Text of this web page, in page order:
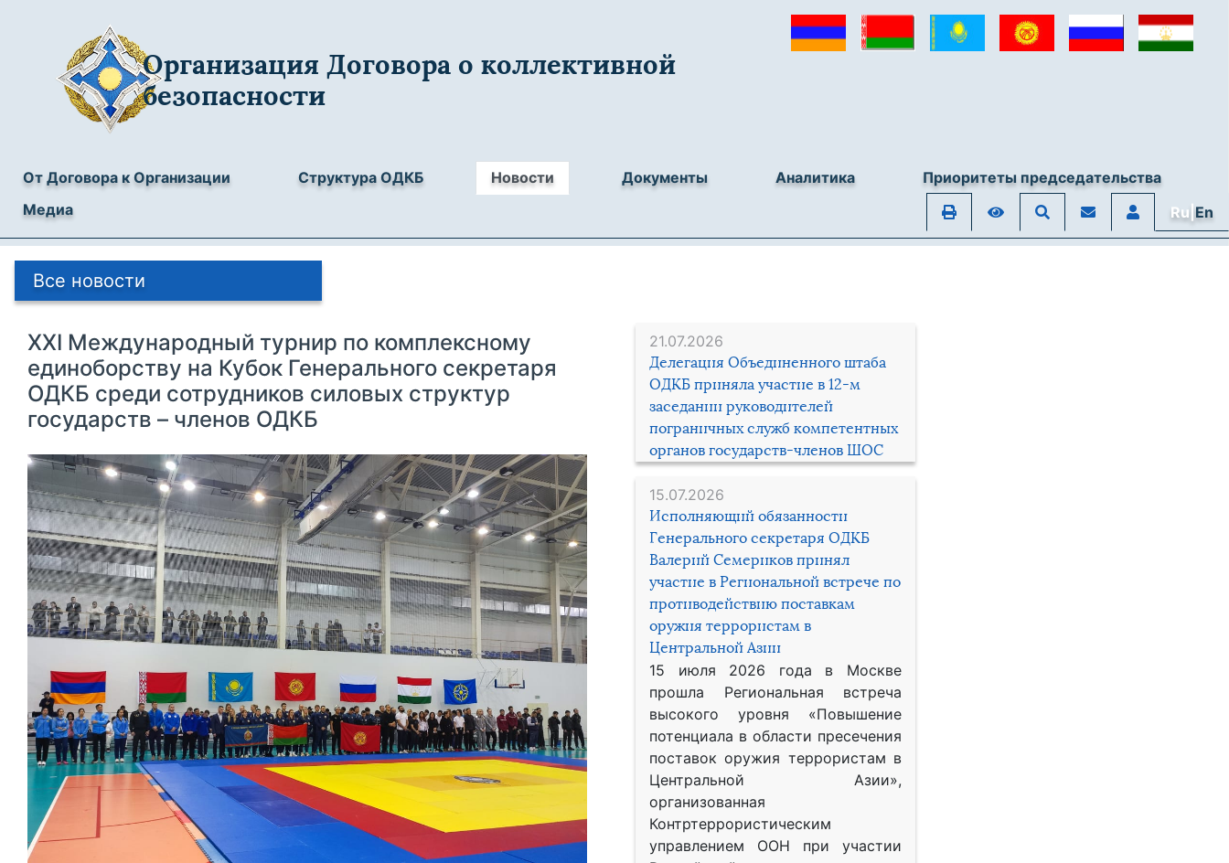
Организация Договора о коллективной
безопасности
От Договора к Организации Структура ОДКБ Новости Документы Аналитика
Приоритеты председательства
Медиа
Ru|En
Все новости
21.07.2026
Делегация Объединенного штаба
ОДКБ приняла участие в 12-м
заседании руководителей
пограничных служб компетентных
органов государств-членов ШОС
15.07.2026
Исполняющий обязанности
Генерального секретаря ОДКБ
Валерий Семериков принял
участие в Региональной встрече по
противодействию поставкам
оружия террористам в
Центральной Азии
15 июля 2026 года в Москве
прошла Региональная встреча
высокого уровня «Повышение
потенциала в области пресечения
поставок оружия террористам в
Центральной Азии»,
организованная
Контртеррористическим
управлением ООН при участии
XXI Международный турнир по комплексному
единоборству на Кубок Генерального секретаря
ОДКБ среди сотрудников силовых структур
государств – членов ОДКБ